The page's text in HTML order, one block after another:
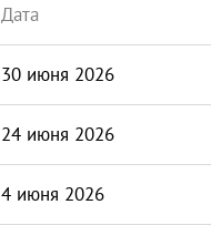
Дата
30 июня 2026
24 июня 2026
4 июня 2026